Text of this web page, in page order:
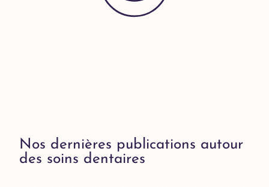
Nos dernières publications autour
des soins dentaires